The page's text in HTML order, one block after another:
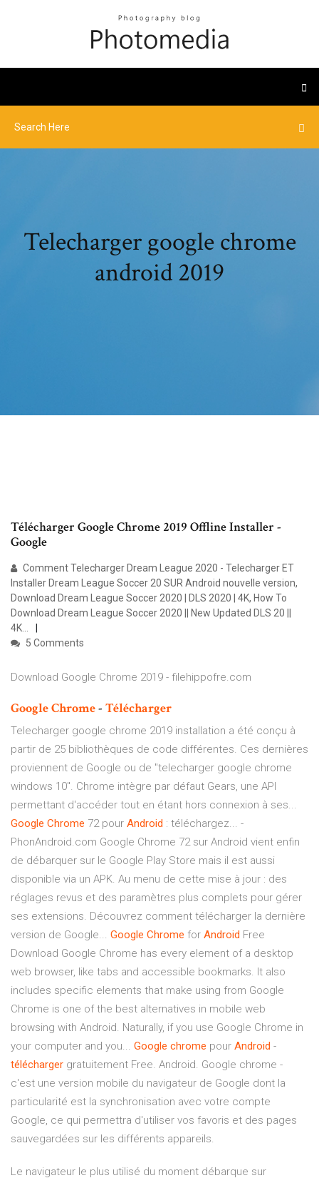
Telecharger google chrome
android 2019
Télécharger Google Chrome 2019 Offline Installer -
Google
Comment Telecharger Dream League 2020 - Telecharger ET
Installer Dream League Soccer 20 SUR Android nouvelle version,
Download Dream League Soccer 2020 | DLS 2020 | 4K, How To
Download Dream League Soccer 2020 || New Updated DLS 20 ||
4K…
5 Comments
Download Google Chrome 2019 - filehippofre.com
Google Chrome- Télécharger
Telecharger google chrome 2019 installation a été conçu à
partir de 25 bibliothèques de code différentes. Ces dernières
proviennent de Google ou de "telecharger google chrome
windows 10". Chrome intègre par défaut Gears, une API
permettant d'accéder tout en étant hors connexion à ses...
Google Chrome 72 pour Android : téléchargez... -
PhonAndroid.com Google Chrome 72 sur Android vient enfin
de débarquer sur le Google Play Store mais il est aussi
disponible via un APK. Au menu de cette mise à jour : des
réglages revus et des paramètres plus complets pour gérer
ses extensions. Découvrez comment télécharger la dernière
version de Google... Google Chrome for Android Free
Download Google Chrome has every element of a desktop
web browser, like tabs and accessible bookmarks. It also
includes specific elements that make using from Google
Chrome is one of the best alternatives in mobile web
browsing with Android. Naturally, if you use Google Chrome in
your computer and you... Google chrome pour Android -
télécharger gratuitement Free. Android. Google chrome -
c'est une version mobile du navigateur de Google dont la
particularité est la synchronisation avec votre compte
Google, ce qui permettra d'utiliser vos favoris et des pages
sauvegardées sur les différents appareils.
Le navigateur le plus utilisé du moment débarque sur